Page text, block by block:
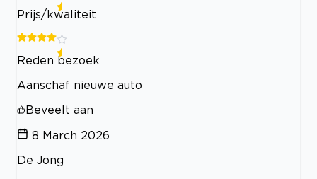
Prijs/kwaliteit
Reden bezoek
Aanschaf nieuwe auto
Beveelt aan
8 March 2026
De Jong